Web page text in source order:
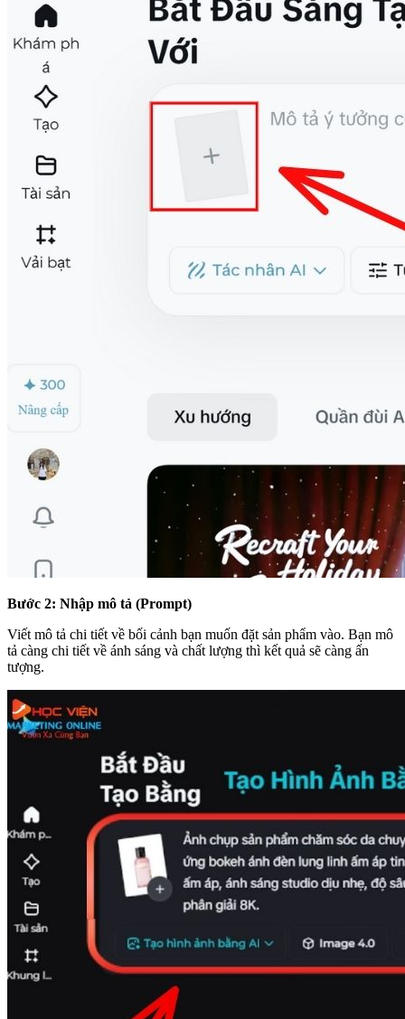
Bước 2: Nhập mô tả (Prompt)
Viết mô tả chi tiết về bối cảnh bạn muốn đặt sản phẩm vào. Bạn mô
tả càng chi tiết về ánh sáng và chất lượng thì kết quả sẽ càng ấn
tượng.